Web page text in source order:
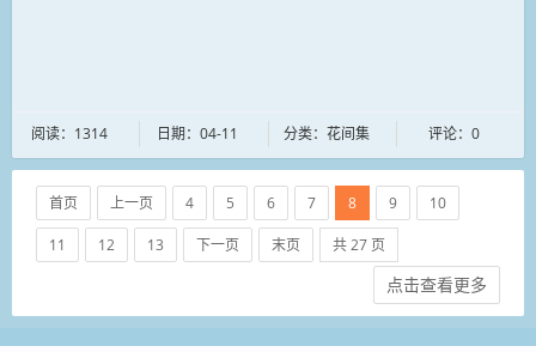
阅读：1314 日期：04-11 分类：花间集 评论：0
首页 上一页 4 5 6 7 8 9 10
11 12 13 下一页 末页 共 27 页
点击查看更多